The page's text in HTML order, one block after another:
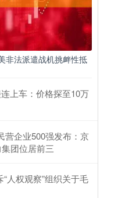
非法派遣战机挑衅性抵
上车：价格探至10万
营企业500强发布：京
团位居前三
人权观察”组织关于毛